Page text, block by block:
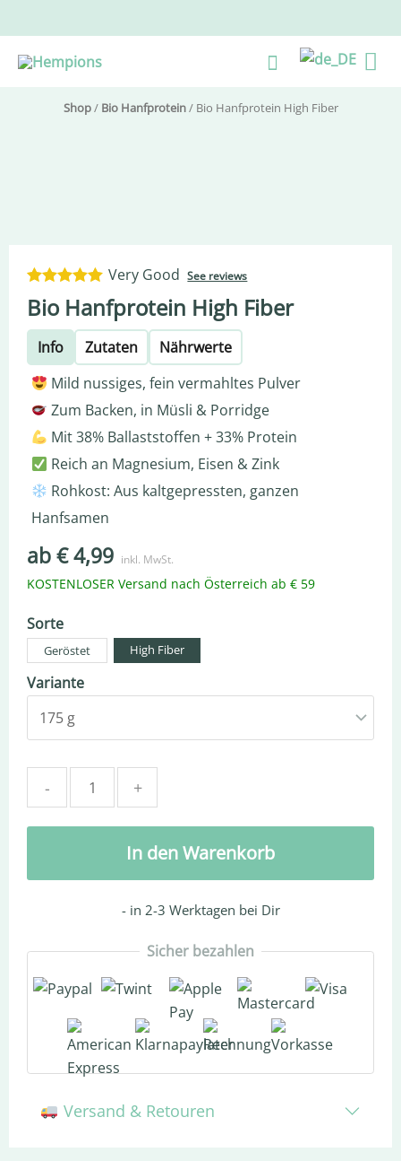
Inhalt
springen
Suche
Shop/ Bio Hanfprotein/ Bio Hanfprotein High Fiber
4.90
Very Good See reviews
Bio Hanfprotein High Fiber
Info Zutaten
Nährwerte
Mild nussiges, fein vermahltes Pulver
Zum Backen, in Müsli & Porridge
Mit 38% Ballaststoffen + 33% Protein
Reich an Magnesium, Eisen & Zink
Rohkost: Aus kaltgepressten, ganzen
Hanfsamen
ab€4,99 inkl. MwSt.
KOSTENLOSER Versand nach Österreich ab € 59
Sorte
Geröstet High Fiber
Variante
In den Warenkorb
- in 2-3 Werktagen bei Dir
Sicher bezahlen
Versand & Retouren